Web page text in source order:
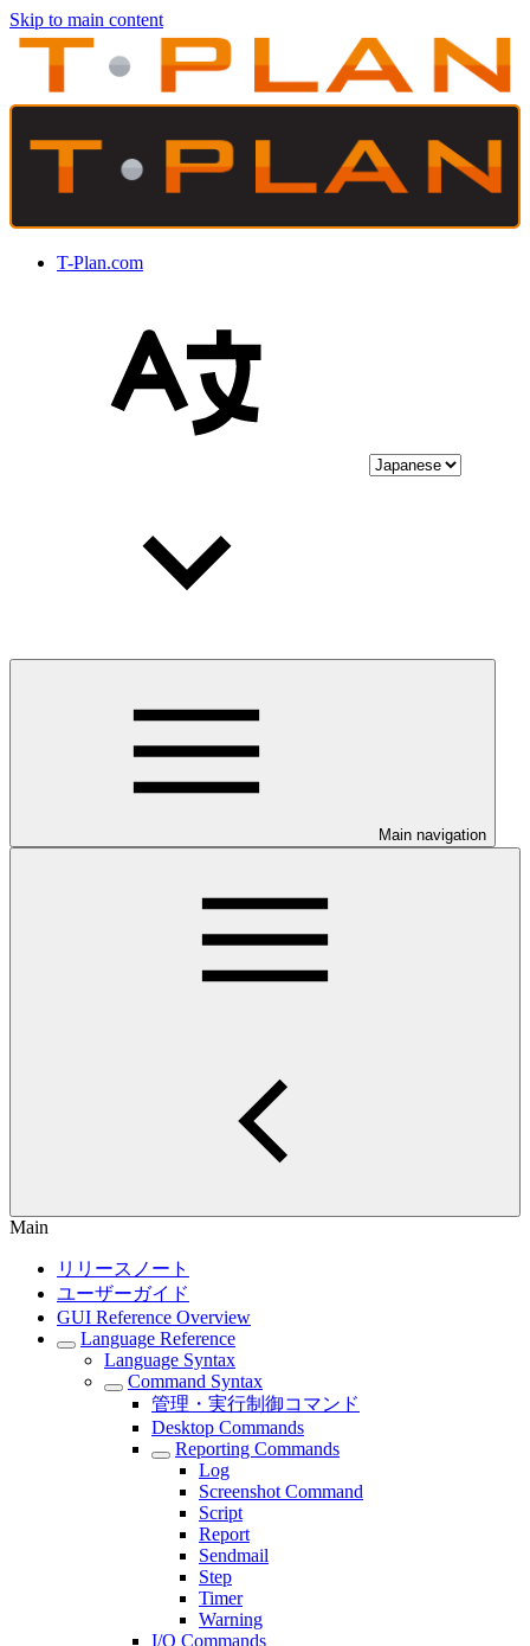
Skip to main content
T-Plan.com
Main navigation
Main
リリースノート
ユーザーガイド
GUI Reference Overview
Language Reference
Language Syntax
Command Syntax
管理・実行制御コマンド
Desktop Commands
Reporting Commands
Log
Screenshot Command
Script
Report
Sendmail
Step
Timer
Warning
I/O Commands